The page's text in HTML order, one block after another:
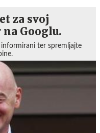
za svoj
Googlu.
ter spremljajte